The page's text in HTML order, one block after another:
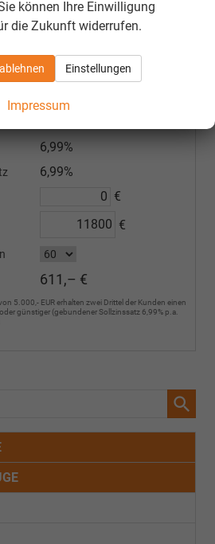
Fahrzeug parken
Vorzeitige Ablösung erlaubt.
6,99%
6,99%
€
€
611,– €
5.000,- EUR erhalten zwei Drittel der Kunden einen
günstiger (gebundener Sollzinssatz 6,99% p.a.
können Ihre Einwilligung
die Zukunft widerrufen.
Einstellungen
Impressum